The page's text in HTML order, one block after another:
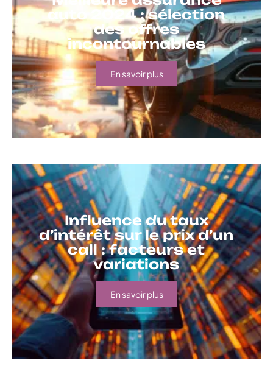
auto 2024 : sélection
des offres
incontournables
En savoir plus
Influence du taux
d’intérêt sur le prix d’un
call : facteurs et
variations
En savoir plus